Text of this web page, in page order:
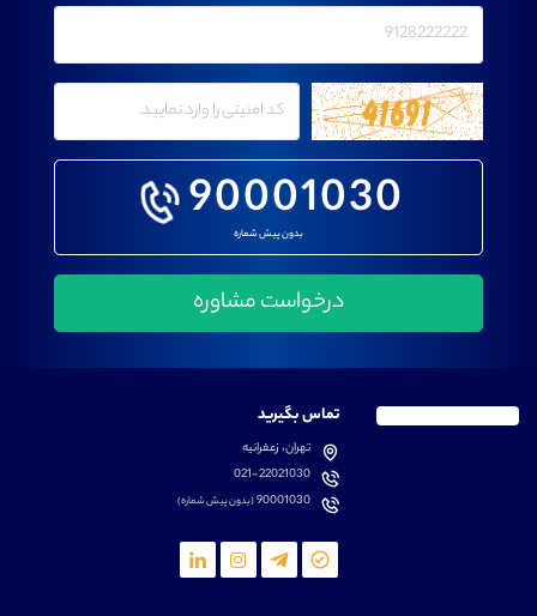
90001030
بدون پیش شماره
تماس بگیرید
تهران، زعفرانیه
021-22021030
90001030(بدون پیش شماره)